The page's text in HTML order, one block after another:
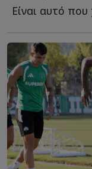
Είναι αυτό που